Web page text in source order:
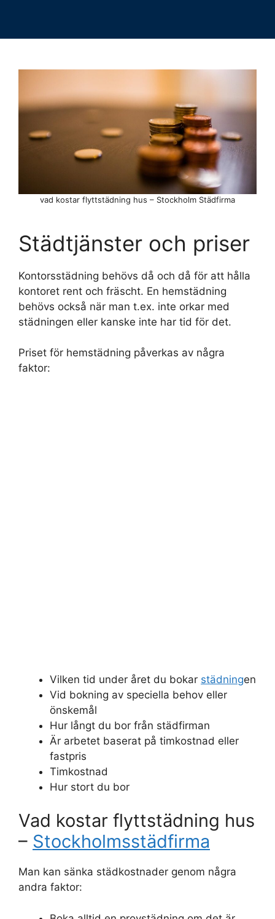
vad kostar flyttstädning hus – Stockholm Städfirma
Städtjänster och priser
Kontorsstädning behövs då och då för att hålla
kontoret rent och fräscht. En hemstädning
behövs också när man t.ex. inte orkar med
städningen eller kanske inte har tid för det.
Priset för hemstädning påverkas av några
faktor:
Vilken tid under året du bokar städningen
Vid bokning av speciella behov eller
önskemål
Hur långt du bor från städfirman
Är arbetet baserat på timkostnad eller
fastpris
Timkostnad
Hur stort du bor
Vad kostar flyttstädning hus
– Stockholmsstädfirma
Man kan sänka städkostnader genom några
andra faktor: